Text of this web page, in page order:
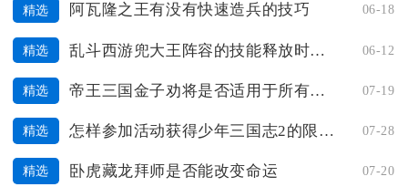
精选 阿瓦隆之王有没有快速造兵的技巧 06-18
精选 乱斗西游兜大王阵容的技能释放时机怎样把握 06-12
精选 帝王三国金子劝将是否适用于所有将领 07-19
精选 怎样参加活动获得少年三国志2的限定礼包 07-28
精选 卧虎藏龙拜师是否能改变命运 07-20